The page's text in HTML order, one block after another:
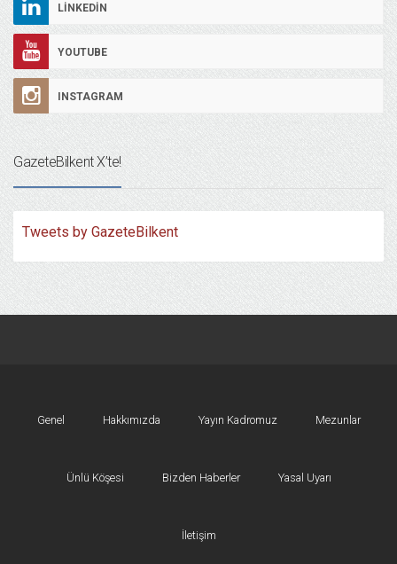
LINKEDIN
YOUTUBE
INSTAGRAM
GazeteBilkent X’te!
Tweets by GazeteBilkent
Genel Hakkımızda Yayın Kadromuz Mezunlar
Ünlü Köşesi Bizden Haberler Yasal Uyarı
İletişim